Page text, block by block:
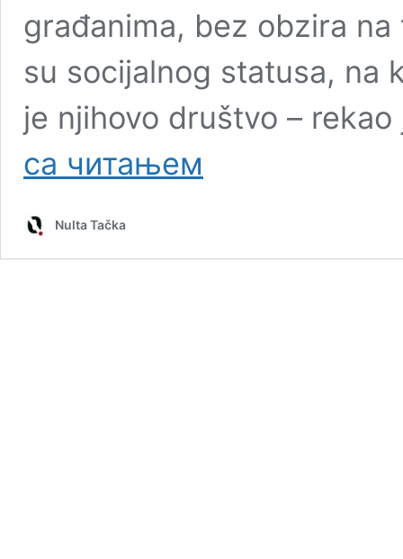
građanima, bez obzira
su socijalnog statusa, na
je njihovo društvo –
са читањем
uvodi
Nulta Tačka